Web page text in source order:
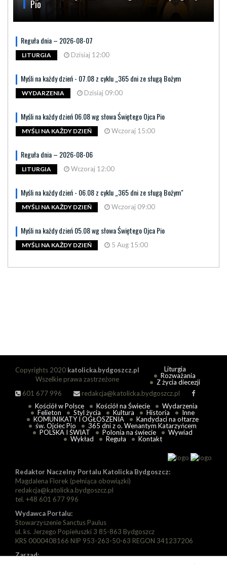
Pio
Reguła dnia – 2026-08-07
LITURGIA Dzisiaj 12:00
Myśli na każdy dzień - 07.08 z cyklu „365 dni ze sługą Bożym
WYDARZENIA Dzisiaj 09:00
Myśli na każdy dzień 06.08 wg słowa Świętego Ojca Pio
MYŚLI NA KAŻDY DZIEŃ Wczoraj 15:00
Reguła dnia – 2026-08-06
LITURGIA Wczoraj 12:00
Myśli na każdy dzień - 06.08 z cyklu „365 dni ze sługą Bożym"
MYŚLI NA KAŻDY DZIEŃ Wczoraj 09:00
Myśli na każdy dzień 05.08 wg słowa Świętego Ojca Pio
MYŚLI NA KAŻDY DZIEŃ 5 Aug 15:00
Copyrights 2020 katolicka.bydgoszcz.pl
Wszelkie prawa zastrzeżone
601 677 996
redakcja@katolicka.bydgoszcz.pl
Liturgia
Rozważania
Z życia diecezji
Kościół w Polsce Kościół na Świecie
Wydarzenia
Felieton
Styl życia Kultura Historia
Inne
KOMUNIKATY I OGŁOSZENIA
Kandydaci na ołtarze
św. Ojciec Pio
365 dni z o. Wenantym Katarzyńcem
POLSKA I ŚWIAT
Polonia na świecie
Wywiad
Wykład
Reguła Kontakt
Redaktor Naczelny Portalu Katolicka Bydgoszcz:
Magdalena Florek (pełniąca obowiązki)
redakcja@katolicka.bydgoszcz.pl
tel. +48 601 677 996
Wydawca Portalu:
Stowarzyszenie Sanctus Paulus
ul. ks. Jerzego Popiełuszki 3 85-863 Bydgoszcz
KRS 0000408166 NIP 953-263-50-63 REGON 341237206
Zarząd: